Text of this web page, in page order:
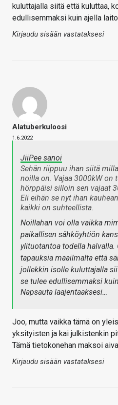
kuluttajalla siitä että kuluttaa,
edullisemmaksi kuin ajella
Kirjaudu sisään vastataksesi
Alatuberkuloosi
1.6.2022
JiiPee sanoi
Sehän riippuu ihan siitä
noilla on. Vajaa 3000kW on
hörppäisi silloin sen vajaat
Eli eihän se nyt ihan
kaikki on suhteellista.
Noillahan voi olla vaikka
paikallisen sähköyhtiön
ylituotantoa todella halvalla.
tapauksia maailmalta että
jollekkin isolle kuluttajalla
se tulee edullisemmaksi
Napsauta laajentaaksesi…
Joo, mutta vaikka tämä on
yksityisten ja kai julkistenkin
Tämä tietokonehan maksoi
Kirjaudu sisään vastataksesi